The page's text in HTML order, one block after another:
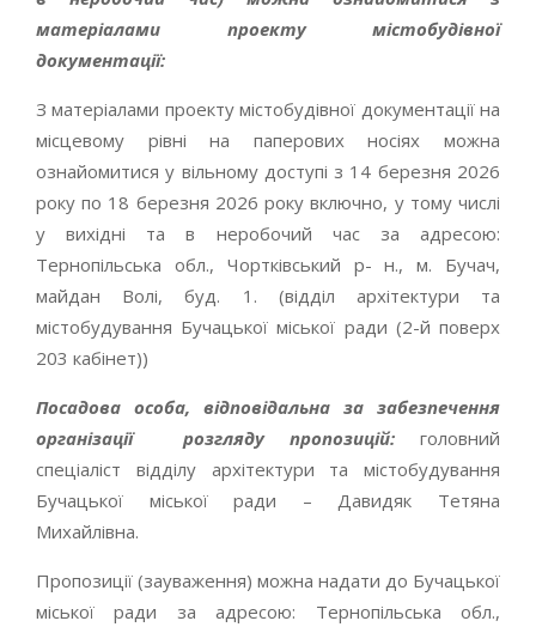
матеріалами проекту містобудівної
документації:
З матеріалами проекту містобудівної документації на
місцевому рівні на паперових носіях можна
ознайомитися у вільному доступі з 14 березня 2026
року по 18 березня 2026 року включно, у тому числі
у вихідні та в неробочий час за адресою:
Тернопільська обл., Чортківський р- н., м. Бучач,
майдан Волі, буд. 1. (відділ архітектури та
містобудування Бучацької міської ради (2-й поверх
203 кабінет))
Посадова особа, відповідальна за забезпечення
організації розгляду пропозицій: головний
спеціаліст відділу архітектури та містобудування
Бучацької міської ради – Давидяк Тетяна
Михайлівна.
Пропозиції (зауваження) можна надати до Бучацької
міської ради за адресою: Тернопільська обл.,